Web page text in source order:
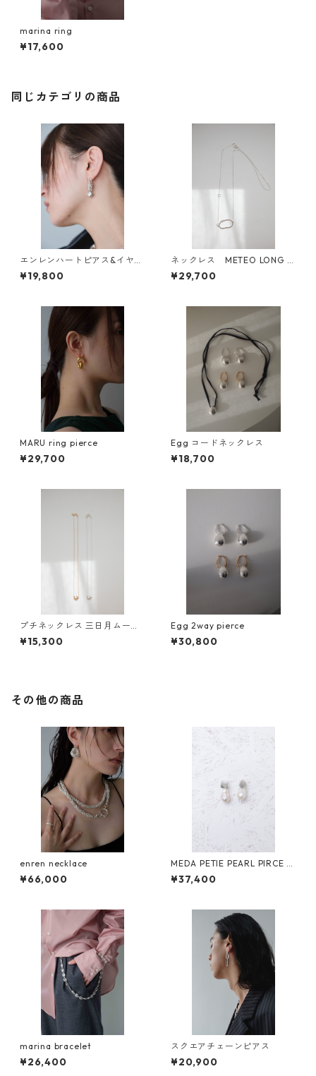
marina ring
¥17,600
同じカテゴリの商品
エンレンハートピアス&イヤリ
ング
¥19,800
ネックレス METEO LONG N
ECKLACE
¥29,700
MARU ring pierce
¥29,700
Egg コードネックレス
¥18,700
プチネックレス 三日月ムーン/
GETSUMEN petit necklace m
ikazuki moon
¥15,300
Egg 2way pierce
¥30,800
その他の商品
enren necklace
¥66,000
MEDA PETIE PEARL PIRCE &
EARING SLV メダプチ ピア
ス&イヤリング
¥37,400
marina bracelet
¥26,400
スクエアチェーンピアス
¥20,900